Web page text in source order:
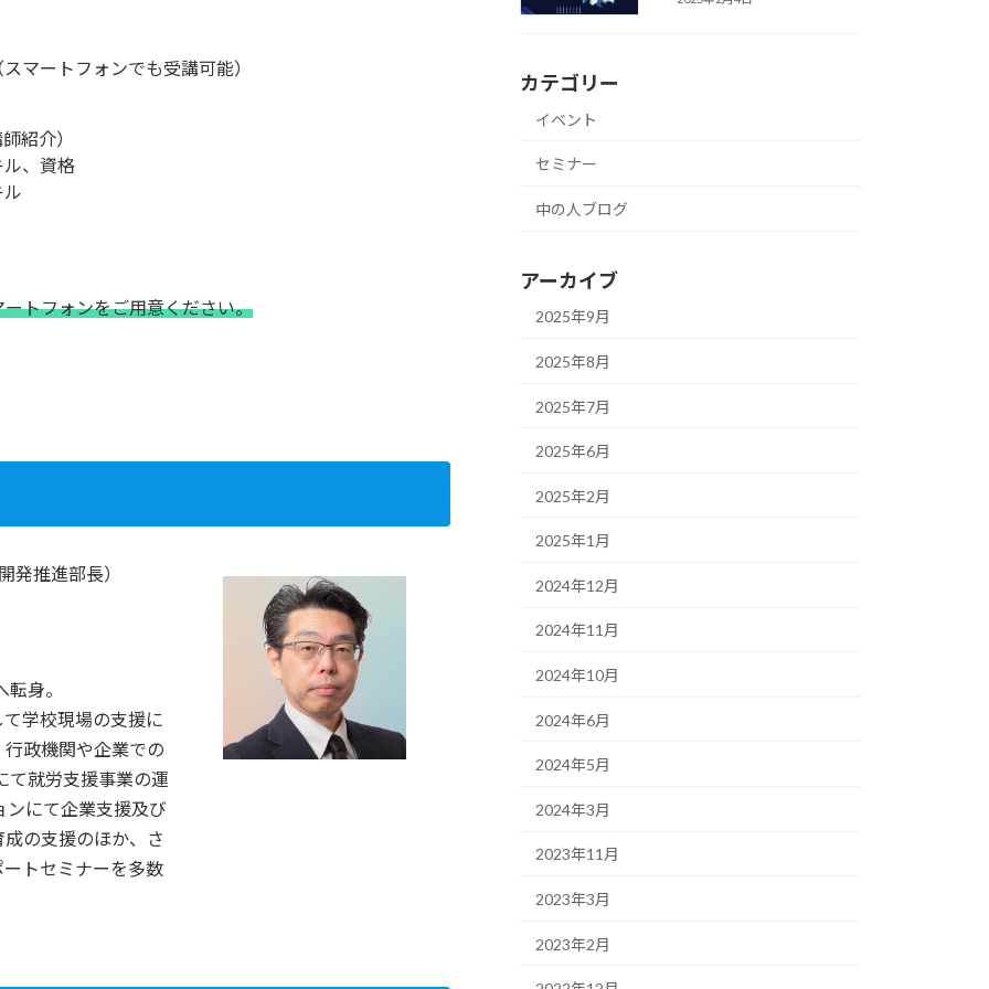
マートフォンでも受講可能）
紹介）
、資格
トフォンをご用意ください。
発推進部長）
身。
学校現場の支援に
政機関や企業での
て就労支援事業の運
ンにて企業支援及び
の支援のほか、さ
トセミナーを多数
カテゴリー
イベント
セミナー
中の人ブログ
アーカイブ
2025年9月
2025年8月
2025年7月
2025年6月
2025年2月
2025年1月
2024年12月
2024年11月
2024年10月
2024年6月
2024年5月
2024年3月
2023年11月
2023年3月
2023年2月